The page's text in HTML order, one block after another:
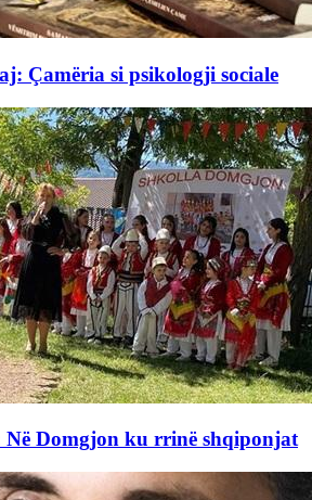
Çamëria si psikologji sociale
Në Domgjon ku rrinë shqiponjat